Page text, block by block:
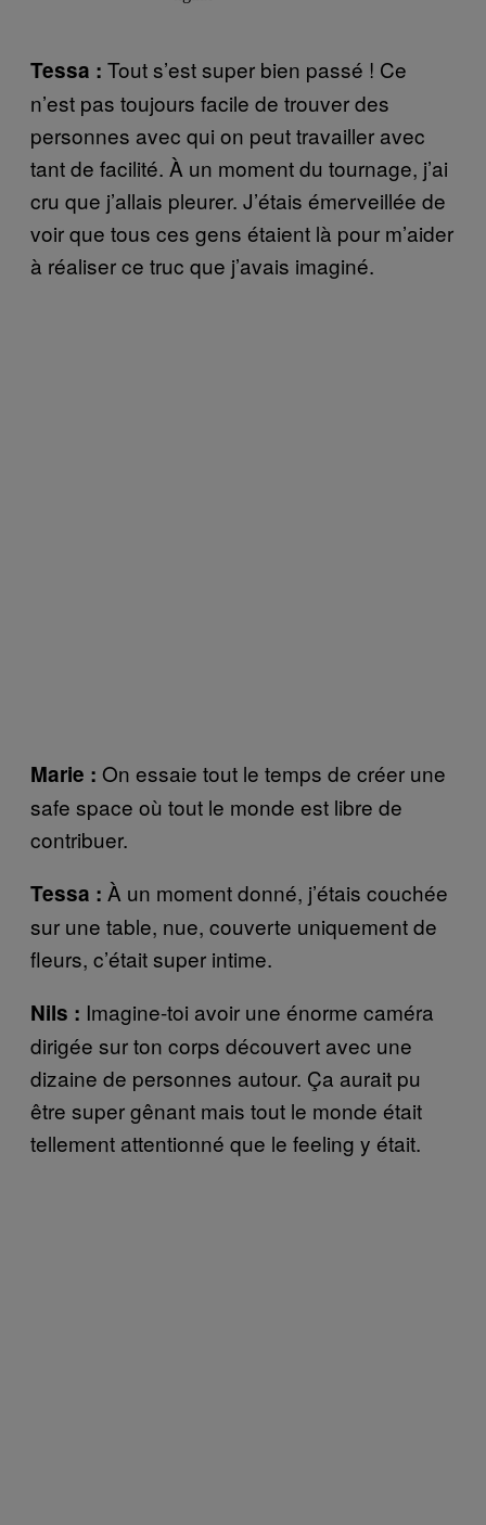
Tessa : Tout s’est super bien passé ! Ce
n’est pas toujours facile de trouver des
personnes avec qui on peut travailler avec
tant de facilité. À un moment du tournage, j’ai
cru que j’allais pleurer. J’étais émerveillée de
voir que tous ces gens étaient là pour m’aider
à réaliser ce truc que j’avais imaginé.
Marie : On essaie tout le temps de créer une
safe space où tout le monde est libre de
contribuer.
Tessa : À un moment donné, j’étais couchée
sur une table, nue, couverte uniquement de
fleurs, c’était super intime.
Nils : Imagine-toi avoir une énorme caméra
dirigée sur ton corps découvert avec une
dizaine de personnes autour. Ça aurait pu
être super gênant mais tout le monde était
tellement attentionné que le feeling y était.